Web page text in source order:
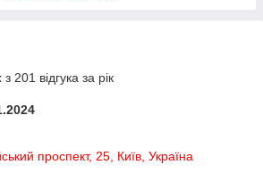
201 відгука за рік
проспект, 25, Київ, Україна